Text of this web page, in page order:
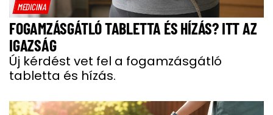
MEDICINA
FOGAMZÁSGÁTLÓ TABLETTA ÉS HÍZÁS? ITT AZ
IGAZSÁG
Új kérdést vet fel a fogamzásgátló
tabletta és hízás.